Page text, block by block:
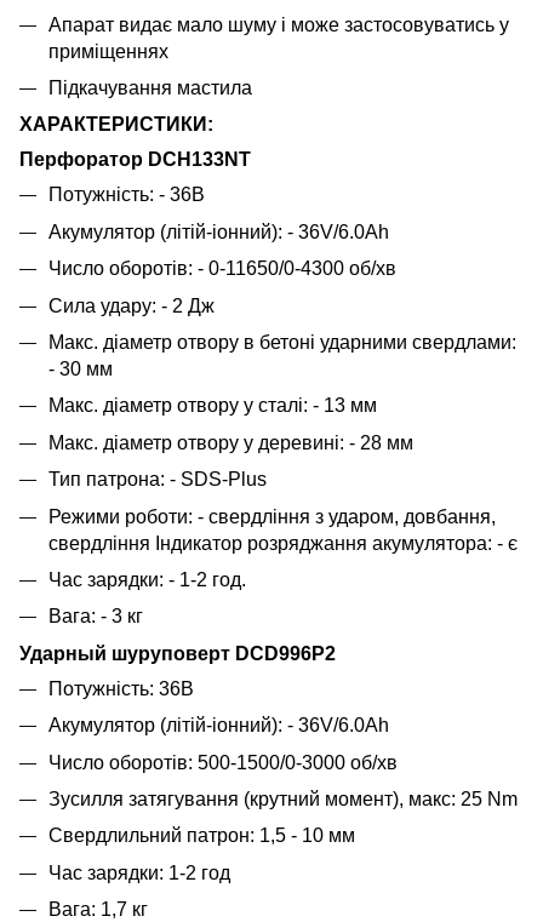
Апарат видає мало шуму і може застосовуватись у
приміщеннях
Підкачування мастила
ХАРАКТЕРИСТИКИ:
Перфоратор DCH133NT
Потужність: - 36В
Акумулятор (літій-іонний): - 36V/6.0Ah
Число оборотів: - 0-11650/0-4300 об/хв
Сила удару: - 2 Дж
Макс. діаметр отвору в бетоні ударними свердлами:
- 30 мм
Макс. діаметр отвору у сталі: - 13 мм
Макс. діаметр отвору у деревині: - 28 мм
Тип патрона: - SDS-Plus
Режими роботи: - свердління з ударом, довбання,
свердління Індикатор розряджання акумулятора: - є
Час зарядки: - 1-2 год.
Вага: - 3 кг
Ударный шуруповерт DCD996Р2
Потужність: 36В
Акумулятор (літій-іонний): - 36V/6.0Ah
Число оборотів: 500-1500/0-3000 об/хв
Зусилля затягування (крутний момент), макс: 25 Nm
Свердлильний патрон: 1,5 - 10 мм
Час зарядки: 1-2 год
Вага: 1,7 кг